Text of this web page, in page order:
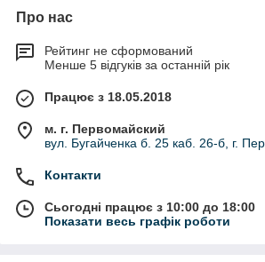
Про нас
Рейтинг не сформований
Менше 5 відгуків за останній рік
Працює з 18.05.2018
м. г. Первомайский
вул. Бугайченка б. 25 каб. 26-б, г.
Контакти
Сьогодні працює з 10:00 до 18:00
Показати весь графік роботи